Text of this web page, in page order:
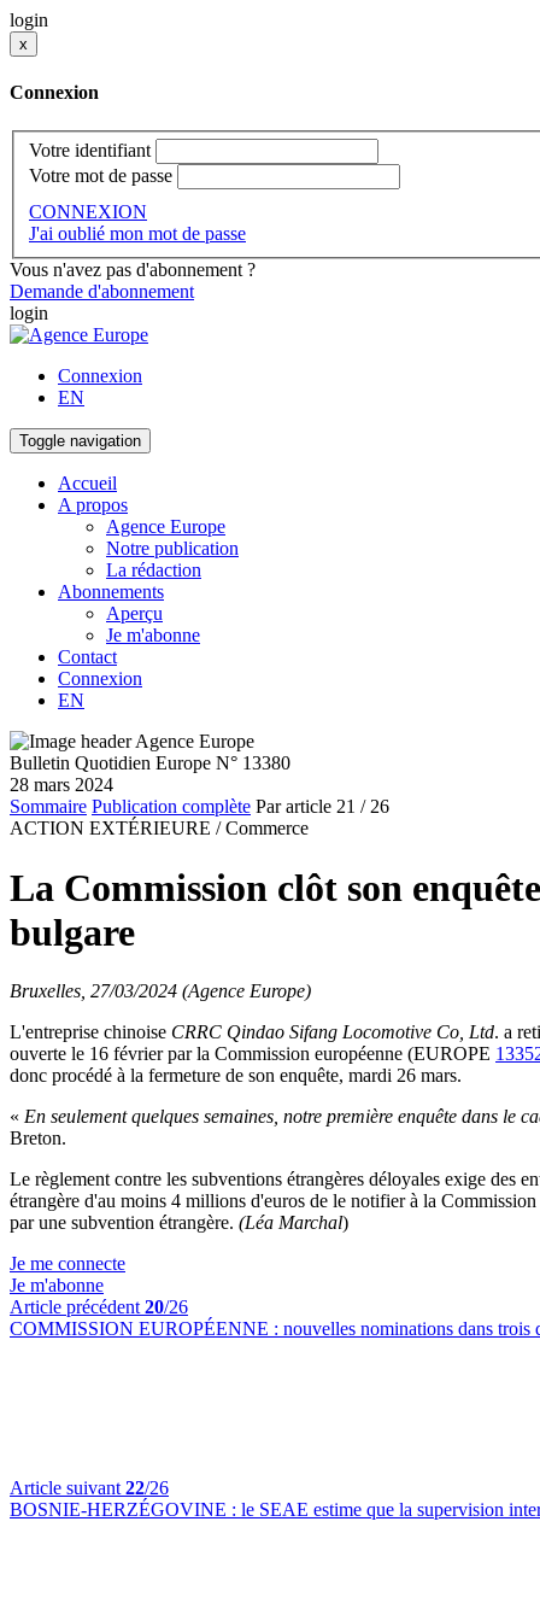
login
x
Connexion
Votre identifiant
Votre mot de passe
CONNEXION
J'ai oublié mon mot de passe
Vous n'avez pas d'abonnement ?
Demande d'abonnement
login
Connexion
EN
Toggle navigation
Accueil
A propos
Agence Europe
Notre publication
La rédaction
Abonnements
Aperçu
Je m'abonne
Contact
Connexion
EN
Bulletin Quotidien Europe N° 13380
28 mars 2024
Sommaire Publication complète Par article 21 / 26
ACTION EXTÉRIEURE / Commerce
La Commission clôt son
bulgare
Bruxelles, 27/03/2024 (Agence Europe)
L'entreprise chinoise CRRC Qindao Sifang Locomotive Co, Ltd. a
ouverte le 16 février par la Commission européenne (EUROPE
donc procédé à la fermeture de son enquête, mardi 26 mars.
« En seulement quelques semaines, notre première enquête dans le
Breton.
Le règlement contre les subventions étrangères déloyales exige des
étrangère d'au moins 4 millions d'euros de le notifier à la
par une subvention étrangère. (Léa Marchal)
Je me connecte
Je m'abonne
Article précédent 20/26
COMMISSION EUROPÉENNE : nouvelles nominations dans trois
Article suivant 22/26
BOSNIE-HERZÉGOVINE : le SEAE estime que la supervision